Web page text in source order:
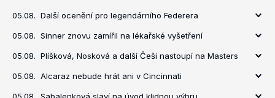
05.08. Další ocenění pro legendárního Federera
05.08. Sinner znovu zamířil na lékařské vyšetření
05.08. Plíšková, Nosková a další Češi nastoupí na Masters
05.08. Alcaraz nebude hrát ani v Cincinnati